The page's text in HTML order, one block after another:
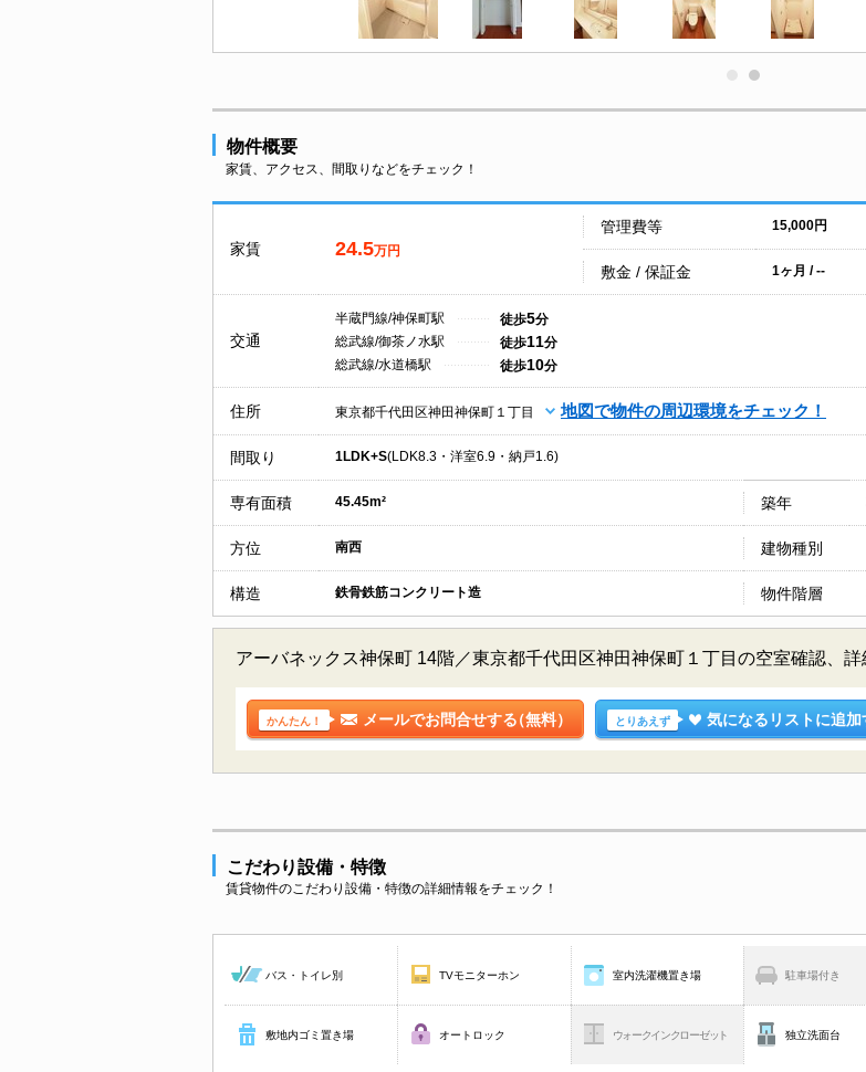
物件概要
家賃、アクセス、間取りなどをチェック！
家賃 24.5万円
管理費等 15,000円
敷金 / 保証金 1ヶ月 / --
交通
半蔵門線/神保町駅 徒歩5分
総武線/御茶ノ水駅
徒歩11分
総武線/水道橋駅
徒歩10分
住所 東京都千代田区神田神保町１丁目 地図で物件の周辺環境をチェック！
間取り 1LDK+S(LDK8.3・洋室6.9・納戸1.6)
専有面積 45.45m² 築年
方位 南西 建物種別
構造 鉄骨鉄筋コンクリート造 物件階層
アーバネックス神保町 14階／東京都千代田区神田神保町１丁目の空室確認、
かんたん！ メールでお問合せする（無料） とりあえず 気になるリストに追加
こだわり設備・特徴
賃貸物件のこだわり設備・特徴の詳細情報をチェック！
バス・トイレ別 TVモニターホン 室内洗濯機置き場 駐車場付き
敷地内ゴミ置き場 オートロック ウォークインクローゼット 独立洗面台